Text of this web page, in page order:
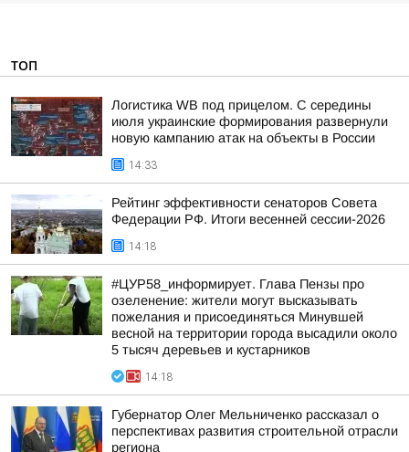
ТОП
Логистика WB под прицелом. С середины
июля украинские формирования развернули
новую кампанию атак на объекты в России
14:33
Рейтинг эффективности сенаторов Совета
Федерации РФ. Итоги весенней сессии-2026
14:18
#ЦУР58_информирует. Глава Пензы про
озеленение: жители могут высказывать
пожелания и присоединяться Минувшей
весной на территории города высадили около
5 тысяч деревьев и кустарников
14:18
Губернатор Олег Мельниченко рассказал о
перспективах развития строительной отрасли
региона